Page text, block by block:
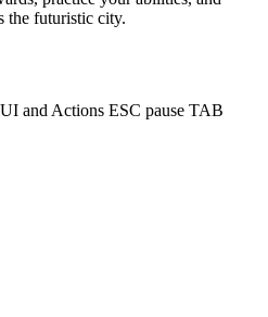
the futuristic city.
and Actions ESC pause TAB